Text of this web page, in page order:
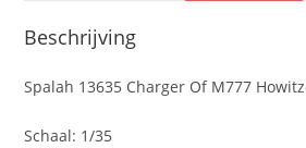
Beschrijving
Spalah 13635 Charger Of M777
Schaal: 1/35